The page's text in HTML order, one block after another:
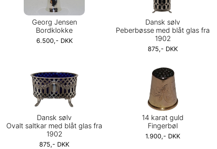
Georg Jensen
Bordklokke
6.500,- DKK
Dansk sølv
Peberbøsse med blåt glas fra
1902
875,- DKK
Dansk sølv
Ovalt saltkar med blåt glas fra
1902
875,- DKK
14 karat guld
Fingerbøl
1.900,- DKK